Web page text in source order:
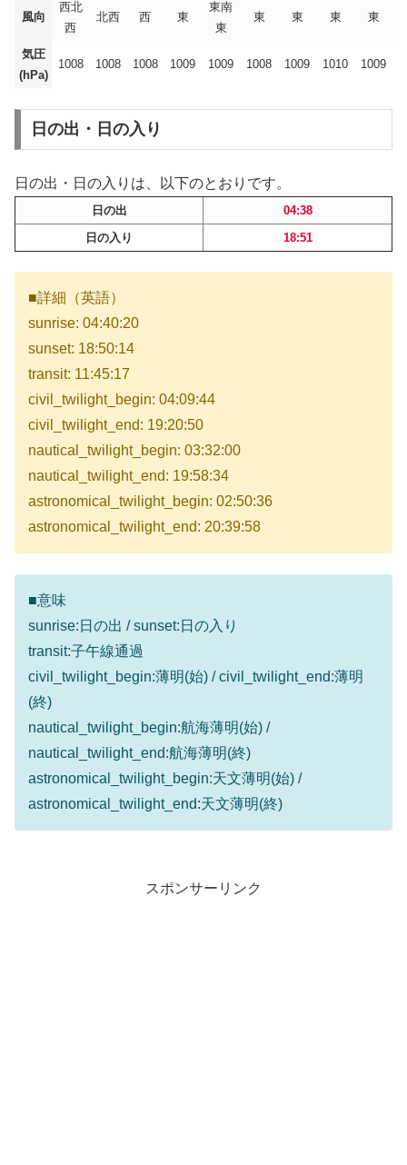
風向
西北
西
北西 西 東
東南
東
東 東 東 東
気圧
(hPa)
1008 1008 1008 1009 1009 1008 1009 1010 1009
日の出・日の入り
日の出・日の入りは、以下のとおりです。
日の出
04:38
日の入り
18:51
■詳細（英語）
sunrise: 04:40:20
sunset: 18:50:14
transit: 11:45:17
civil_twilight_begin: 04:09:44
civil_twilight_end: 19:20:50
nautical_twilight_begin: 03:32:00
nautical_twilight_end: 19:58:34
astronomical_twilight_begin: 02:50:36
astronomical_twilight_end: 20:39:58
■意味
sunrise:日の出 / sunset:日の入り
transit:子午線通過
civil_twilight_begin:薄明(始) / civil_twilight_end:薄明
(終)
nautical_twilight_begin:航海薄明(始) /
nautical_twilight_end:航海薄明(終)
astronomical_twilight_begin:天文薄明(始) /
astronomical_twilight_end:天文薄明(終)
スポンサーリンク